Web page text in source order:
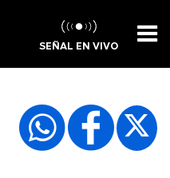
SEÑAL EN VIVO